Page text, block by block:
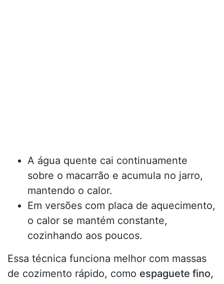
A água quente cai continuamente
sobre o macarrão e acumula no jarro,
mantendo o calor.
Em versões com placa de aquecimento,
o calor se mantém constante,
cozinhando aos poucos.
Essa técnica funciona melhor com massas
de cozimento rápido, como espaguete fino,